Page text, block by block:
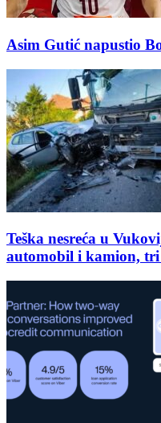
Asim Gutić napustio
Teška nesreća u
automobil i kamion, tri